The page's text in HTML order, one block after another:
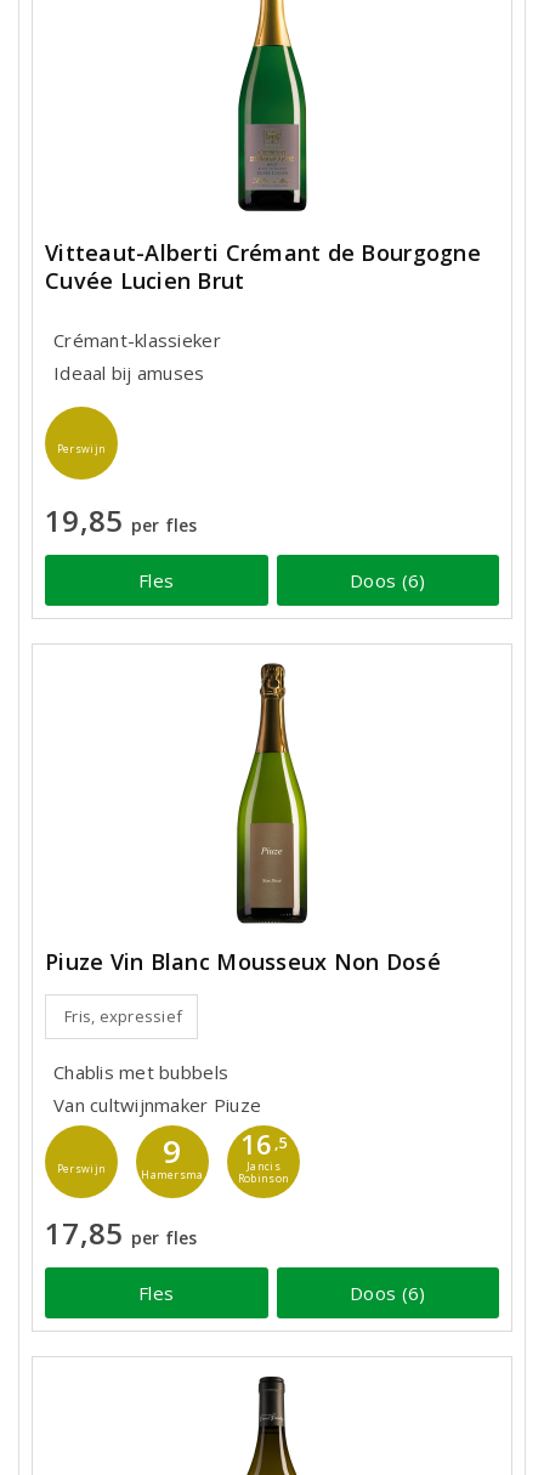
Vitteaut-Alberti Crémant de Bourgogne
Cuvée Lucien Brut
Crémant-klassieker
Ideaal bij amuses
Perswijn
19,85 per fles
Fles Doos (6)
Piuze Vin Blanc Mousseux Non Dosé
Fris, expressief
Chablis met bubbels
Van cultwijnmaker Piuze
Perswijn 9
Hamersma
16 ,5
Jancis
Robinson
17,85 per fles
Fles Doos (6)